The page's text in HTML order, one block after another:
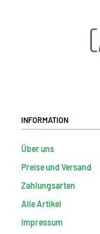
Information
Über uns
Preise und Versand
Zahlungsarten
Alle Artikel
Impressum